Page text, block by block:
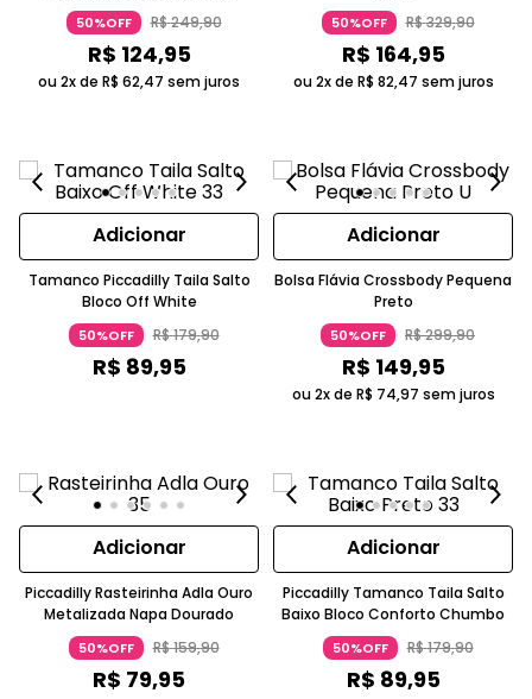
50%OFF R$249,90
R$ 124,95
ou 2x de R$ 62,47 sem juros
50%OFF R$329,90
R$ 164,95
ou 2x de R$ 82,47 sem juros
Adicionar
Tamanco Piccadilly Taila Salto
Bloco Off White
50%OFF R$179,90
R$ 89,95
Adicionar
Bolsa Flávia Crossbody Pequena
Preto
50%OFF R$299,90
R$ 149,95
ou 2x de R$ 74,97 sem juros
Adicionar
Piccadilly Rasteirinha Adla Ouro
Metalizada Napa Dourado
50%OFF R$159,90
R$ 79,95
Adicionar
Piccadilly Tamanco Taila Salto
Baixo Bloco Conforto Chumbo
50%OFF R$179,90
R$ 89,95